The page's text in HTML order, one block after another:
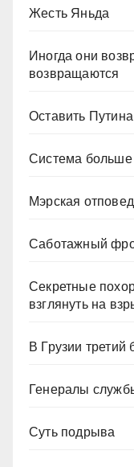
Жесть Яньда
Иногда они
возвращаются
Оставить
Система больше
Мэрская
Саботажный
Секретные
взглянуть на
В Грузии третий
Генералы
Суть подрыва